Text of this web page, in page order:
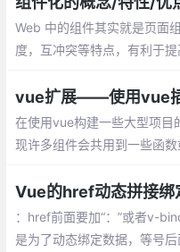
Web 中的组件其实就是页面
度，互冲突等特点，有利于
元素，封装可重用的代码。
在使用vue构建一些大型项目
现许多组件会共用到一些函
次就可以了，避免每个组件都
的麻烦。
Vue的href动态拼接绑
：href前面要加“：”或者v-
是为了动态绑定数据，等号